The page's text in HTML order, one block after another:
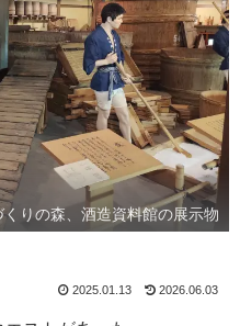
りの森、酒造資料館の展示物
2025.01.13 2026.06.03